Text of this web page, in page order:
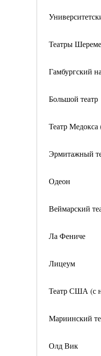
Театры
Гамбургский
Большой театр
Театр Медокса
Эрмитажный
Одеон
Веймарский
Ла Фениче
Лицеум
Театр США (с
Мариинский
Олд Вик